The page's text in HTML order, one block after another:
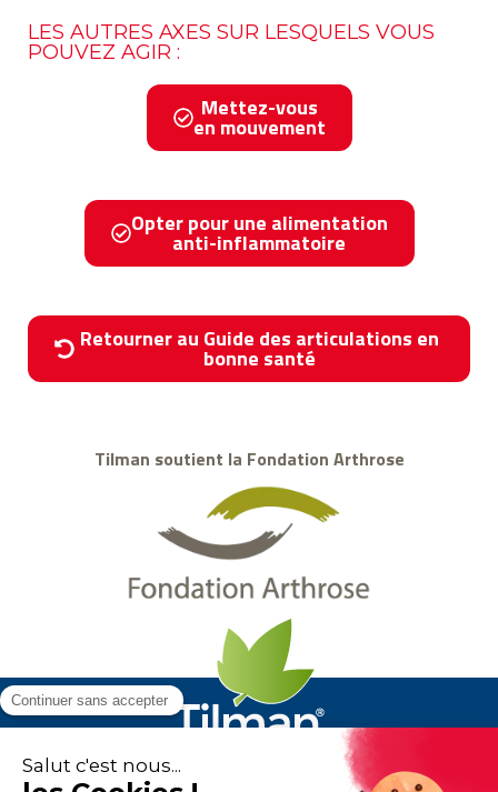
LES AUTRES AXES SUR LESQUELS VOUS
POUVEZ AGIR :
Mettez-vous
en mouvement
Opter pour une alimentation
anti-inflammatoire
Retourner au Guide des articulations en
bonne santé
Tilman soutient la Fondation Arthrose
Flexofytol laboratoire Tilman
Tous droits réservés. © 2026 Tilman